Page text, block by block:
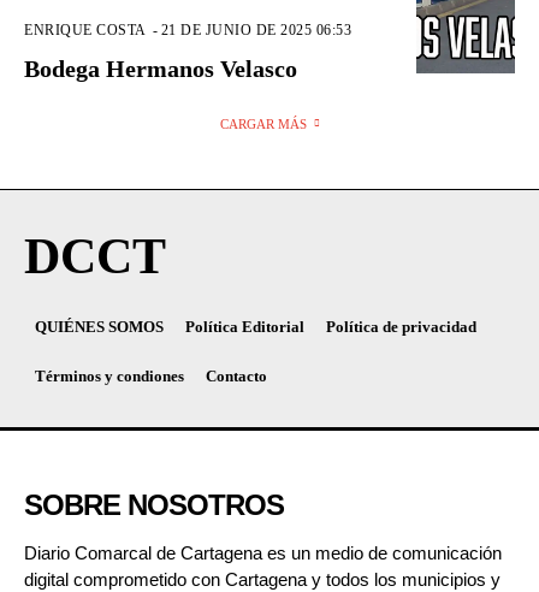
ENRIQUE COSTA - 21 DE JUNIO DE 2025 06:53
Bodega Hermanos Velasco
CARGAR MÁS
DCCT
QUIÉNES SOMOS Política Editorial Política de privacidad
Términos y condiones Contacto
SOBRE NOSOTROS
Diario Comarcal de Cartagena es un medio de comunicación
digital comprometido con Cartagena y todos los municipios y